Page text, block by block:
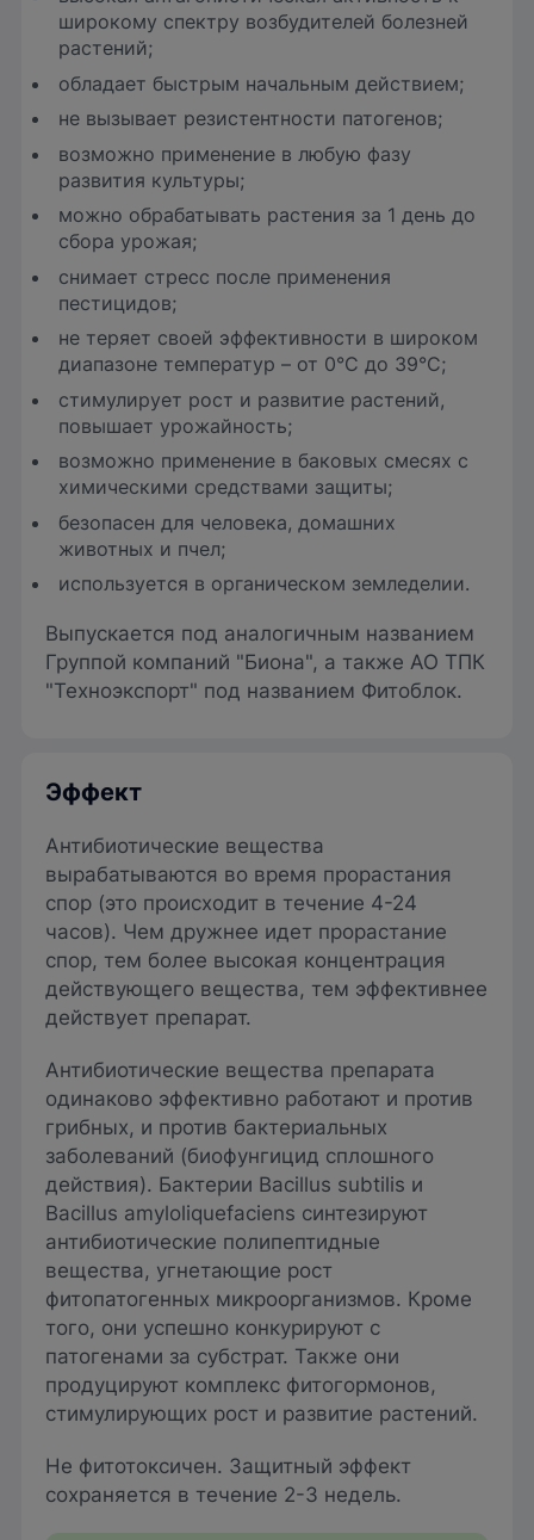
широкому спектру возбудителей болезней
растений;
обладает быстрым начальным действием;
не вызывает резистентности патогенов;
возможно применение в любую фазу
развития культуры;
можно обрабатывать растения за 1 день до
сбора урожая;
снимает стресс после применения
пестицидов;
не теряет своей эффективности в широком
диапазоне температур – от 0°С до 39°С;
стимулирует рост и развитие растений,
повышает урожайность;
возможно применение в баковых смесях с
химическими средствами защиты;
безопасен для человека, домашних
животных и пчел;
используется в органическом земледелии.
Выпускается под аналогичным названием
Группой компаний "Биона", а также АО ТПК
"Техноэкспорт" под названием Фитоблок.
Эффект
Антибиотические вещества
вырабатываются во время прорастания
спор (это происходит в течение 4-24
часов). Чем дружнее идет прорастание
спор, тем более высокая концентрация
действующего вещества, тем эффективнее
действует препарат.
Антибиотические вещества препарата
одинаково эффективно работают и против
грибных, и против бактериальных
заболеваний (биофунгицид сплошного
действия). Бактерии Bacillus subtilis и
Bacillus amyloliquefaciens синтезируют
антибиотические полипептидные
вещества, угнетающие рост
фитопатогенных микроорганизмов. Кроме
того, они успешно конкурируют с
патогенами за субстрат. Также они
продуцируют комплекс фитогормонов,
стимулирующих рост и развитие растений.
Не фитотоксичен. Защитный эффект
сохраняется в течение 2-3 недель.